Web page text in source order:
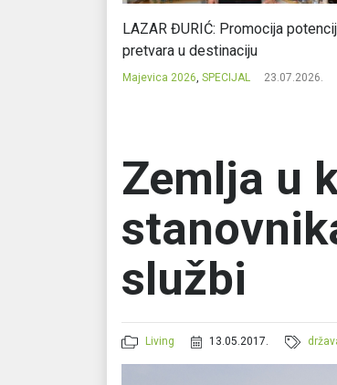
LAZAR ĐURIĆ: Promocija
pretvara u destinaciju
Majevica 2026, SPECIJAL 23.07.2026.
Zemlja u
službi
Living 13.05.2017.